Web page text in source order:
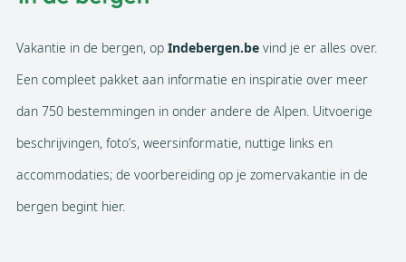
Vakantie in de bergen, op Indebergen.be vind je er alles over.
Een compleet pakket aan informatie en inspiratie over meer
dan 750 bestemmingen in onder andere de Alpen. Uitvoerige
beschrijvingen, foto’s, weersinformatie, nuttige links en
accommodaties; de voorbereiding op je zomervakantie in de
bergen begint hier.